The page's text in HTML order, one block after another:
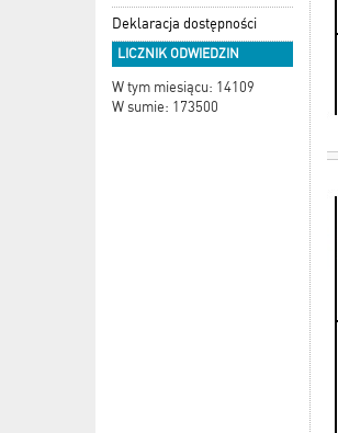
Deklaracja dostępności
LICZNIK ODWIEDZIN
W tym miesiącu: 14109
W sumie: 173500